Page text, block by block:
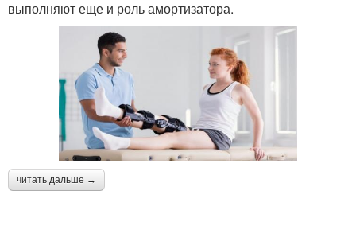
выполняют еще и роль амортизатора.
читать дальше →